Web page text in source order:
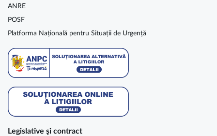
ANRE
POSF
Platforma Națională pentru Situații de Urgență
Legislative şi contract